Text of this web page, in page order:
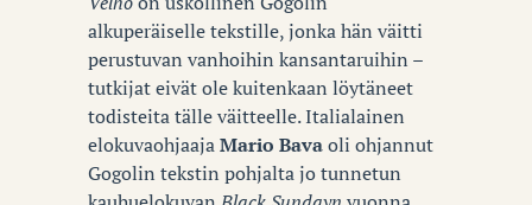
alkuperäiselle tekstille, jonka hän väitti
perustuvan vanhoihin kansantaruihin –
tutkijat eivät ole kuitenkaan löytäneet
todisteita tälle väitteelle. Italialainen
elokuvaohjaajaMario Bavaoli ohjannut
Gogolin tekstin pohjalta jo tunnetun